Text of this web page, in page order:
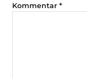
Kommentar *